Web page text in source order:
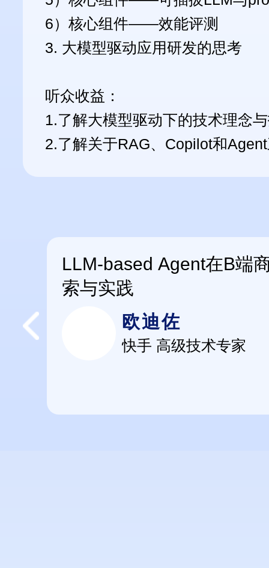
6）核心组件——效能评测
3. 大模型驱动应用研发的思考
听众收益：
1.了解大模型驱动下的技术理念
2.了解关于RAG、Copilot和
LLM-based Agent在B端
索与实践
欧迪佐
快手 高级技术专家